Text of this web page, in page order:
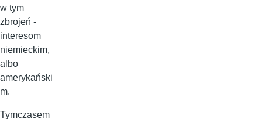
w tym
zbrojeń -
interesom
niemieckim,
albo
amerykański
m.
Tymczasem